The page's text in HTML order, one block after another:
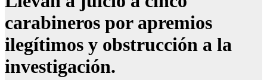
carabineros por apremios
ilegítimos y obstrucción a la
investigación.